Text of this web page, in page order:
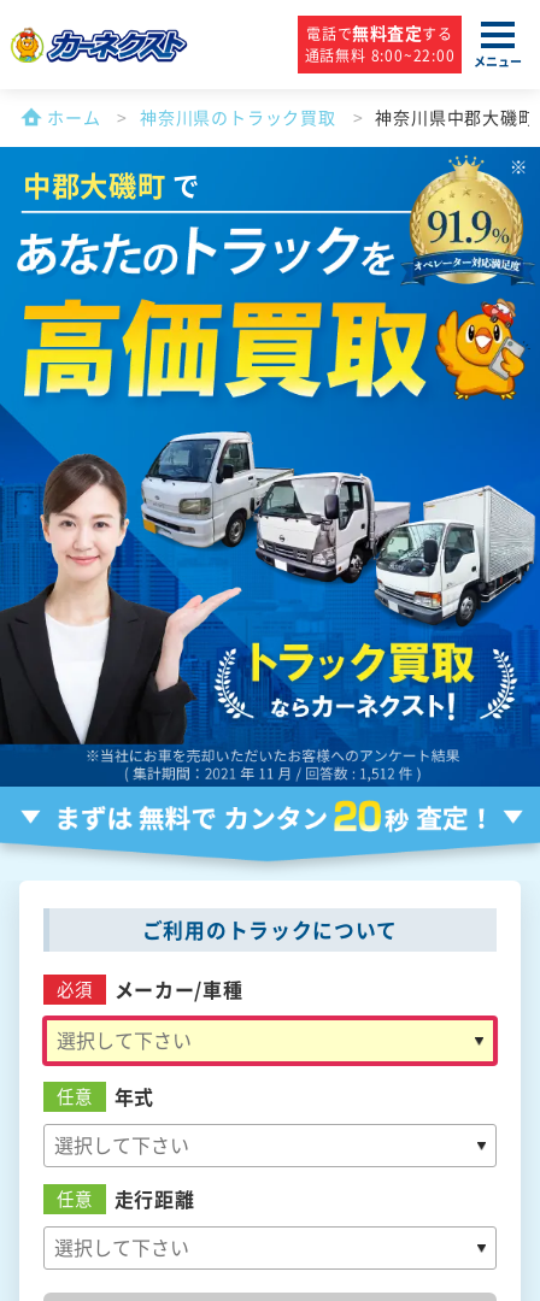
電話で無料査定する
通話無料 8:00~22:00
メニュー
ホーム 神奈川県のトラック買取 神奈川県中郡大磯
中郡大磯町 で
ご利用のトラックについて
必須 メーカー/車種
任意 年式
任意 走行距離